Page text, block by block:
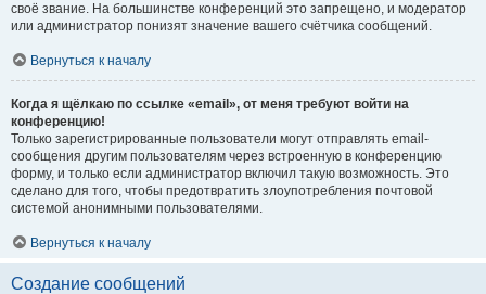
своё звание. На большинстве конференций это запрещено, и модератор
или администратор понизят значение вашего счётчика сообщений.
Вернуться к началу
Когда я щёлкаю по ссылке «email», от меня требуют войти на
конференцию!
Только зарегистрированные пользователи могут отправлять email-
сообщения другим пользователям через встроенную в конференцию
форму, и только если администратор включил такую возможность. Это
сделано для того, чтобы предотвратить злоупотребления почтовой
системой анонимными пользователями.
Вернуться к началу
Создание сообщений